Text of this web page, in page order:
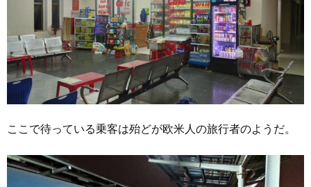
ここで待っている乗客は殆どが欧米人の旅行者のようだ。